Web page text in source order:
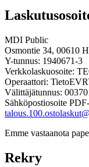
MDI Public
Osmontie 34, 00610
Y-tunnus: 1940671-3
Verkkolaskuosoite:
Operaattori:
Välittäjätunnus:
Sähköpostiosoite
Emme vastaanota
Rekry